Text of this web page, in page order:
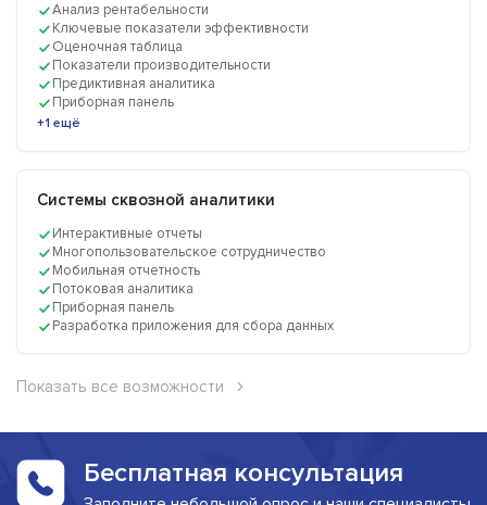
Анализ рентабельности
Ключевые показатели эффективности
Оценочная таблица
Показатели производительности
Предиктивная аналитика
Приборная панель
+1 ещё
Системы сквозной аналитики
Интерактивные отчеты
Многопользовательское сотрудничество
Мобильная отчетность
Потоковая аналитика
Приборная панель
Разработка приложения для сбора данных
Показать все возможности
Бесплатная консультация